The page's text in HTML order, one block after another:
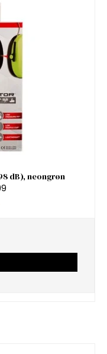
dB), neongrøn